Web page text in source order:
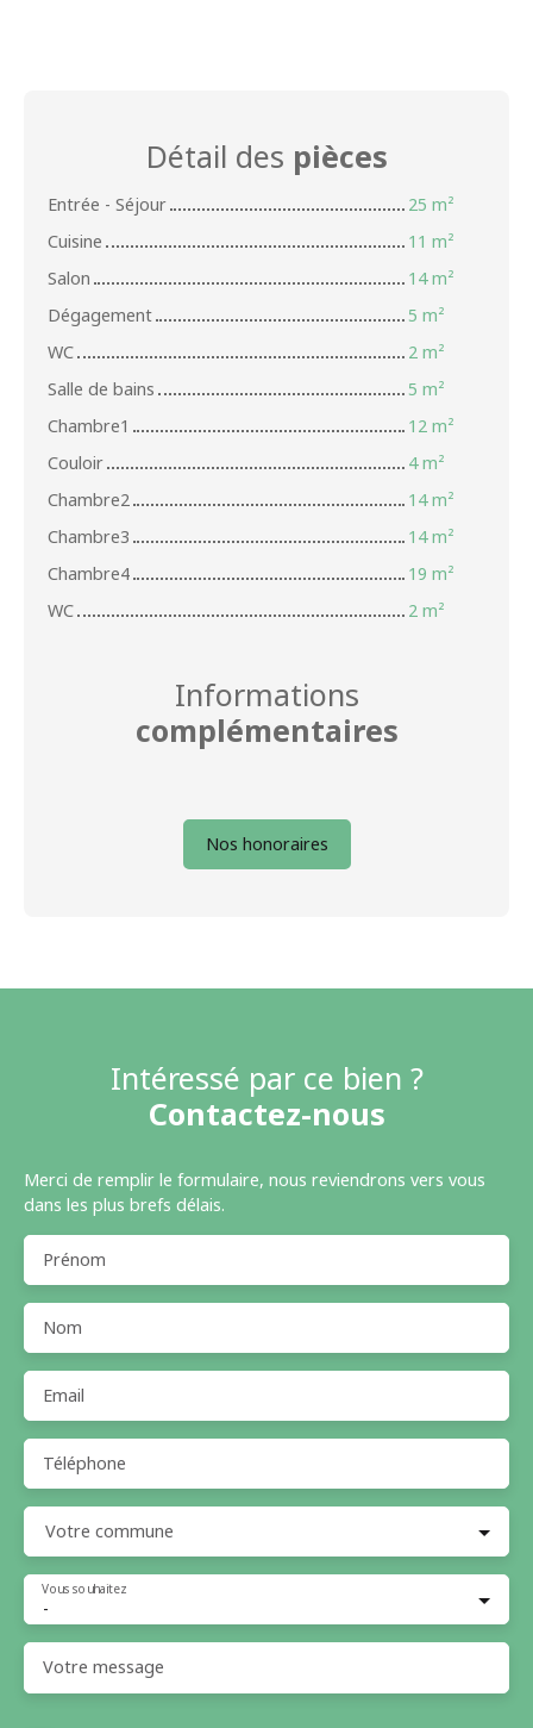
Détail des pièces
Entrée - Séjour
25 m²
Cuisine
11 m²
Salon
14 m²
Dégagement
5 m²
WC
2 m²
Salle de bains
5 m²
Chambre1
12 m²
Couloir
4 m²
Chambre2
14 m²
Chambre3
14 m²
Chambre4
19 m²
WC
2 m²
Informations
complémentaires
Nos honoraires
Intéressé par ce bien ?
Contactez-nous
Merci de remplir le formulaire, nous reviendrons vers vous
dans les plus brefs délais.
Prénom
Nom
Email
Téléphone
Votre commune
-
Vous souhaitez
Votre message